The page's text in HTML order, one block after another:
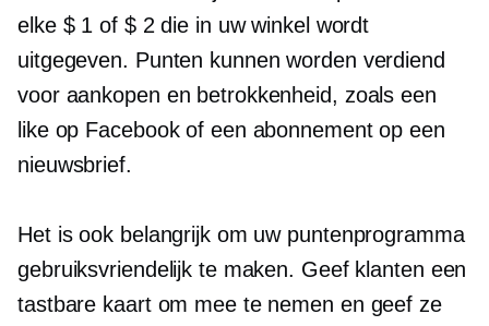
elke $ 1 of $ 2 die in uw winkel wordt
uitgegeven. Punten kunnen worden verdiend
voor aankopen en betrokkenheid, zoals een
like op Facebook of een abonnement op een
nieuwsbrief.
Het is ook belangrijk om uw puntenprogramma
gebruiksvriendelijk te maken. Geef klanten een
tastbare kaart om mee te nemen en geef ze